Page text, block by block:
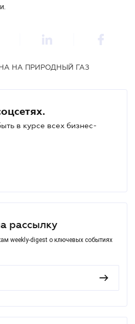
НА ПРИРОДНЫЙ ГАЗ
в курсе всех бизнес-
рассылку
weekly-digest о ключевых событиях